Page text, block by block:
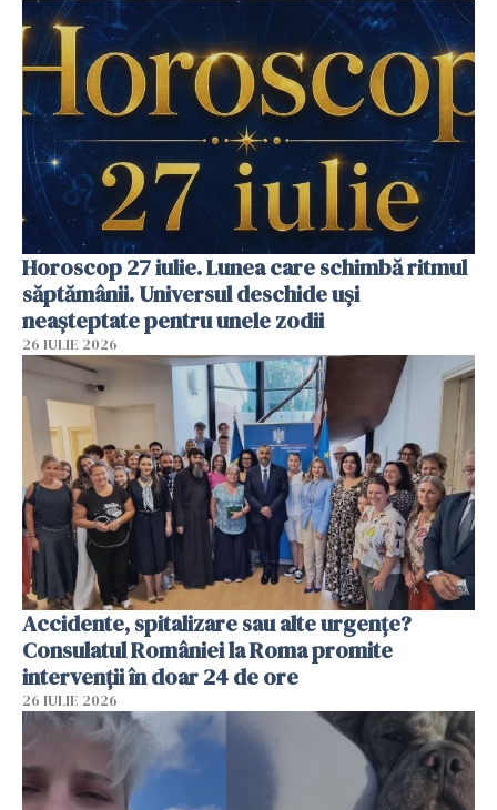
Horoscop 27 iulie. Lunea care schimbă ritmul
săptămânii. Universul deschide uși
neașteptate pentru unele zodii
26 IULIE 2026
Accidente, spitalizare sau alte urgențe?
Consulatul României la Roma promite
intervenții în doar 24 de ore
26 IULIE 2026